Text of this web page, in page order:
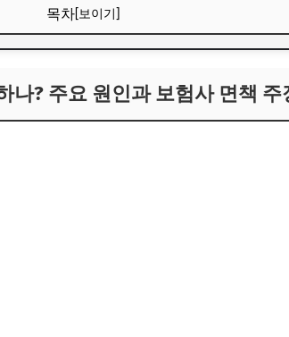
목차[보이기]
나? 주요 원인과 보험사 면책 주